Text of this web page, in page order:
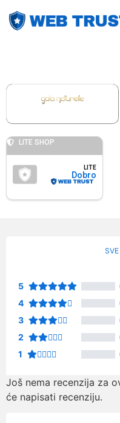
LITE SHOP
LITE
Dobro
5
4
3
2
1
Još nema recenzija za
će napisati recenziju.